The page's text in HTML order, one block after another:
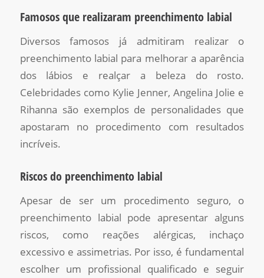
Famosos que realizaram preenchimento labial
Diversos famosos já admitiram realizar o
preenchimento labial para melhorar a aparência
dos lábios e realçar a beleza do rosto.
Celebridades como Kylie Jenner, Angelina Jolie e
Rihanna são exemplos de personalidades que
apostaram no procedimento com resultados
incríveis.
Riscos do preenchimento labial
Apesar de ser um procedimento seguro, o
preenchimento labial pode apresentar alguns
riscos, como reações alérgicas, inchaço
excessivo e assimetrias. Por isso, é fundamental
escolher um profissional qualificado e seguir